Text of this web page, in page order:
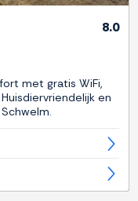
8.0
met gratis WiFi,
en